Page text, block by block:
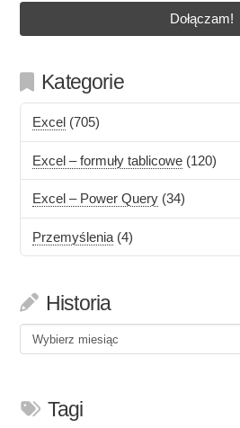
Kategorie
Excel (705)
Excel – formuły tablicowe (120)
Excel – Power Query (34)
Przemyślenia (4)
Historia
Historia
Tagi